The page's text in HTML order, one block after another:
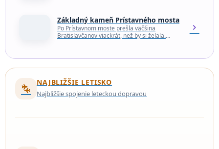
Základný kameň Prístavného mosta
Po Prístavnom moste prešla väčšina
Bratislavčanov viackrát, než by si želala.
chevron_right
connecting_airports
NAJBLIŽŠIE LETISKO
Najbližšie spojenie leteckou dopravou